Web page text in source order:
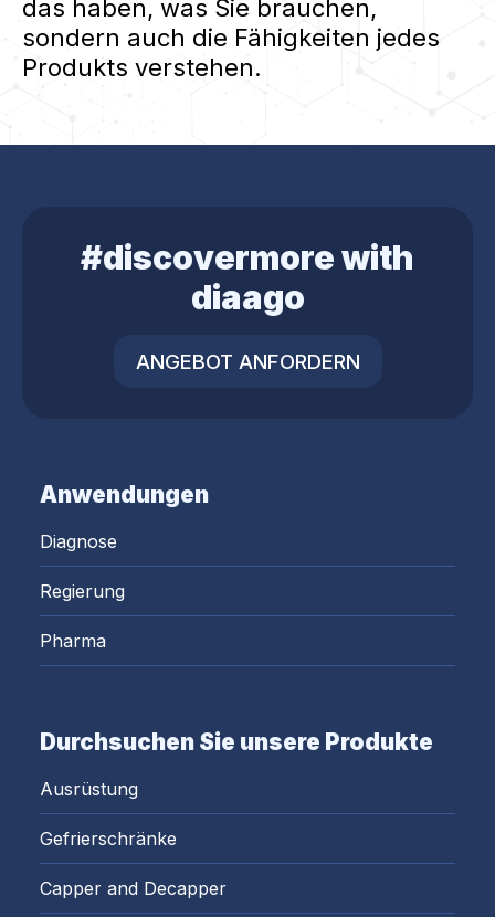
das haben, was Sie brauchen,
sondern auch die Fähigkeiten jedes
Produkts verstehen.
#discovermore with
diaago
ANGEBOT ANFORDERN
Anwendungen
Diagnose
Regierung
Pharma
Durchsuchen Sie unsere Produkte
Ausrüstung
Gefrierschränke
Capper and Decapper